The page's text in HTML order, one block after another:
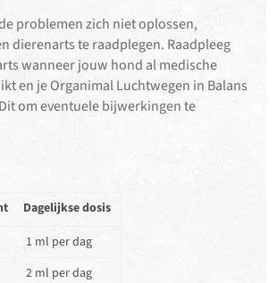
problemen zich niet oplossen,
dierenarts te raadplegen. Raadpleeg
wanneer jouw hond al medische
en je Organimal Luchtwegen in Balans
om eventuele bijwerkingen te
Dagelijkse dosis
1 ml per dag
2 ml per dag